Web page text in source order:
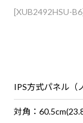
[XUB2492HSU-
IPS方式パネル（
対角：